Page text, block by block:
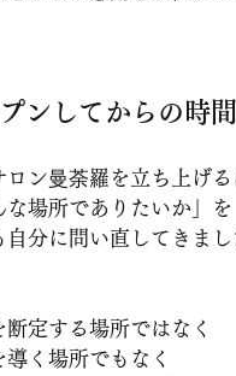
ンしてからの時
ロン曼荼羅を立ち上げる
な場所でありたいか」を
自分に問い直してきまし
断定する場所ではなく
導く場所でもなく